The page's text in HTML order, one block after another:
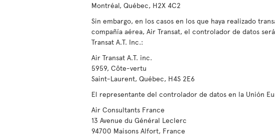
Montréal, Québec, H2X 4C2
Sin embargo, en los casos en los que haya realizado
compañía aérea, Air Transat, el controlador de datos
Transat A.T. Inc.:
Air Transat A.T. inc.
5959, Côte-vertu
Saint-Laurent, Québec, H4S 2E6
El representante del controlador de datos en la Unión
Air Consultants France
13 Avenue du Général Leclerc
94700 Maisons Alfort, France